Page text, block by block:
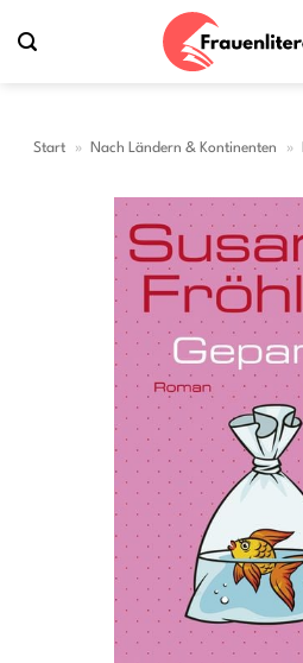
Inhalt
Start » Nach Ländern & Kontinenten »